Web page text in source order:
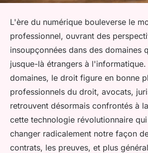
L'ère du numérique bouleverse le
professionnel, ouvrant des
insoupçonnées dans des domaines
jusque-là étrangers à l'informatique.
domaines, le droit figure en bonne
professionnels du droit, avocats,
retrouvent désormais confrontés à
cette technologie révolutionnaire
changer radicalement notre façon
contrats, les preuves, et plus